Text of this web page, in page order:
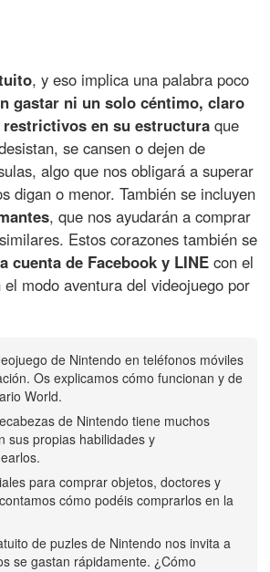
, y eso implica una palabra poco
gastar ni un solo céntimo, claro
en su estructura que
se cansen o dejen de
algo que nos obligará a superar
digan o menor. También se incluyen
, que nos ayudarán a comprar
Estos corazones también se
cuenta de Facebook y LINE con el
modo aventura del videojuego por
de Nintendo en teléfonos móviles
Os explicamos cómo funcionan y de
World.
de Nintendo tiene muchos
sus propias habilidades y
para comprar objetos, doctores y
cómo podéis comprarlos en la
de puzles de Nintendo nos invita a
se gastan rápidamente. ¿Cómo